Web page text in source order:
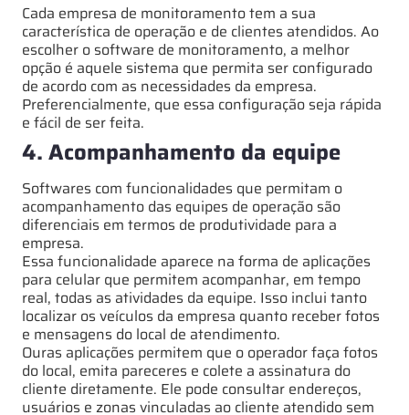
Cada empresa de monitoramento tem a sua
característica de operação e de clientes atendidos. Ao
escolher o software de monitoramento, a melhor
opção é aquele sistema que permita ser configurado
de acordo com as necessidades da empresa.
Preferencialmente, que essa configuração seja rápida
e fácil de ser feita.
4. Acompanhamento da equipe
Softwares com funcionalidades que permitam o
acompanhamento das equipes de operação são
diferenciais em termos de produtividade para a
empresa.
Essa funcionalidade aparece na forma de aplicações
para celular que permitem acompanhar, em tempo
real, todas as atividades da equipe. Isso inclui tanto
localizar os veículos da empresa quanto receber fotos
e mensagens do local de atendimento.
Ouras aplicações permitem que o operador faça fotos
do local, emita pareceres e colete a assinatura do
cliente diretamente. Ele pode consultar endereços,
usuários e zonas vinculadas ao cliente atendido sem